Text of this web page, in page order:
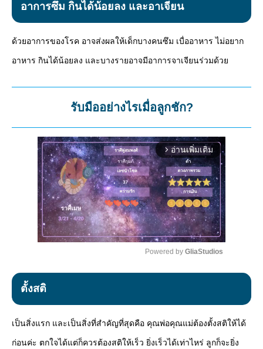
อาการซึม กินได้น้อยลง และอาเจียน
ด้วยอาการของโรค อาจส่งผลให้เด็กบางคนซึม เบื่ออาหาร ไม่อยาก
อาหาร กินได้น้อยลง และบางรายอาจมีอาการจาเจียนร่วมด้วย
รับมืออย่างไรเมื่อลูกชัก?
arrow_forward_ios อ่านเพิ่มเติม
Mute
Powered by GliaStudios
ตั้งสติ
เป็นสิ่งแรก และเป็นสิ่งที่สำคัญที่สุดคือ คุณพ่อคุณแม่ต้องตั้งสติให้ได้
ก่อนค่ะ ตกใจได้แต่ก็ควรต้องสติให้เร็ว ยิ่งเร็วได้เท่าไหร่ ลูกก็จะยิ่ง